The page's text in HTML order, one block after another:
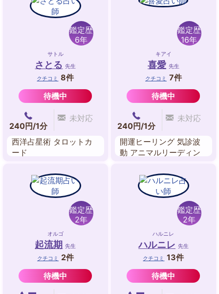
鑑定歴
6年
サトル
さとる 先生
クチコミ
8件
待機中
240円/1分
未対応
西洋占星術 タロットカ
ード
鑑定歴
16年
キアイ
喜愛 先生
クチコミ 7件
待機中
240円/1分
未対応
開運ヒーリング 気診波
動 アニマルリーディン
ャクラ調整 守護龍占い
鑑定歴
2年
オルゴ
起流期 先生
クチコミ
2件
待機中
鑑定歴
2年
ハルニレ
ハルニレ 先生
クチコミ
13件
待機中